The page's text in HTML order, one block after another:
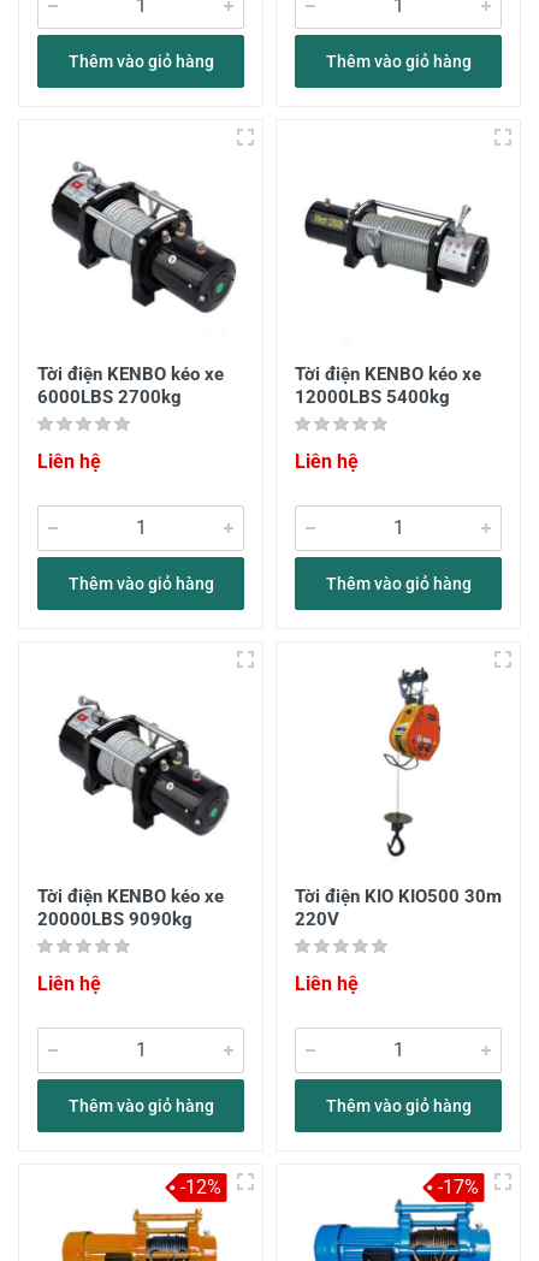
Thêm vào giỏ hàng Thêm vào giỏ hàng
Tời điện KENBO kéo xe
6000LBS 2700kg
Liên hệ
Thêm vào giỏ hàng
Tời điện KENBO kéo xe
12000LBS 5400kg
Liên hệ
Thêm vào giỏ hàng
Tời điện KENBO kéo xe
20000LBS 9090kg
Liên hệ
Thêm vào giỏ hàng
Tời điện KIO KIO500 30m
220V
Liên hệ
Thêm vào giỏ hàng
-12% -17%